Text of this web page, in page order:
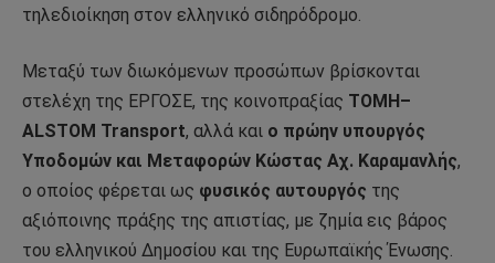
τηλεδιοίκηση στον ελληνικό σιδηρόδρομο.
Μεταξύ των διωκόμενων προσώπων βρίσκονται
στελέχη της ΕΡΓΟΣΕ, της κοινοπραξίας ΤΟΜΗ–
ALSTOM Transport, αλλά και ο πρώην υπουργός
Υποδομών και Μεταφορών Κώστας Αχ. Καραμανλής,
ο οποίος φέρεται ως φυσικός αυτουργός της
αξιόποινης πράξης της απιστίας, με ζημία εις βάρος
του ελληνικού Δημοσίου και της Ευρωπαϊκής Ένωσης.